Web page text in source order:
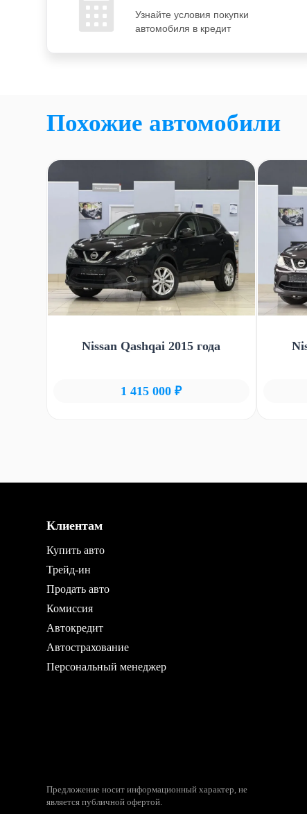
Узнайте условия покупки
автомобиля в кредит
Похожие автомобили
Nissan Qashqai 2015 года
1 415 000 ₽
Клиентам
Купить авто
Трейд-ин
Продать авто
Комиссия
Автокредит
Автострахование
Персональный менеджер
Предложение носит информационный характер, не
является публичной офертой.